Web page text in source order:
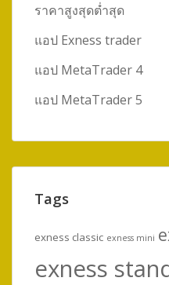
ราคาสูงสุดต่ำสุด
แอป Exness trader
แอป MetaTrader 4
แอป MetaTrader 5
Tags
exness classic exness mini
exness